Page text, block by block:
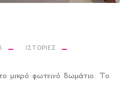
ΙΣΤΟΡΊΕΣ
μικρό φωτεινό δωμάτιο. Το